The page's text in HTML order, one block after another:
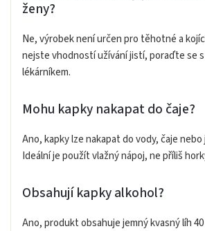
ženy?
Ne, výrobek není určen pro těhotné a
nejste vhodností užívání jistí, poraďte se
lékárníkem.
Mohu kapky nakapat do čaje?
Ano, kapky lze nakapat do vody, čaje
Ideální je použít vlažný nápoj, ne příliš
Obsahují kapky alkohol?
Ano, produkt obsahuje jemný kvasný líh